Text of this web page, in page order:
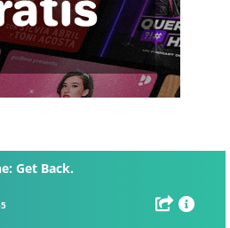
Get Back.